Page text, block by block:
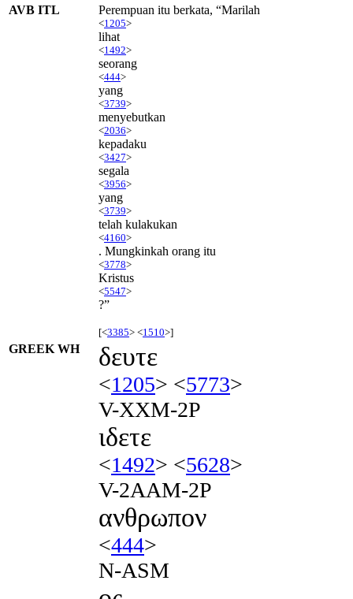
AVB ITL
Perempuan itu berkata, “Marilah
<1205>
lihat
<1492>
seorang
<444>
yang
<3739>
menyebutkan
<2036>
kepadaku
<3427>
segala
<3956>
yang
<3739>
telah kulakukan
<4160>
. Mungkinkah orang itu
<3778>
Kristus
<5547>
?”
[<3385> <1510>]
GREEK WH δευτε
<1205> <5773>
V-XXM-2P
ιδετε
<1492> <5628>
V-2AAM-2P
ανθρωπον
<444>
N-ASM